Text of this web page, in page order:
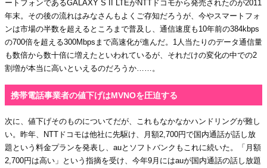
ートフォンであるGALAXY S II LTEがNTTドコモから発売されたのが2011
年末。その後の流れはみなさんもよくご存知だろうが、今やスマートフォ
ンは市場の半数を超えるところまで普及し、通信速度も10年前の384kbps
の700倍を超える300Mbpsまで高速化が進んだ。1人当たりのデータ通信量
も数倍から数十倍に増えたといわれているが、それだけの変化の中での2
割増が本当に高いといえるのだろうか……。
携帯電話事業者の値下げはMVNOを圧迫する
次に、値下げそのものについてだが、これもなかなかハンドリングが難し
い。昨年、NTTドコモは他社に先駆け、月額2,700円で国内通話が話し放
題という料金プランを発表し、auとソフトバンクもこれに続いた。「月額
2,700円は高い」という指摘を受け、今年9月にはauが国内通話の話し放題